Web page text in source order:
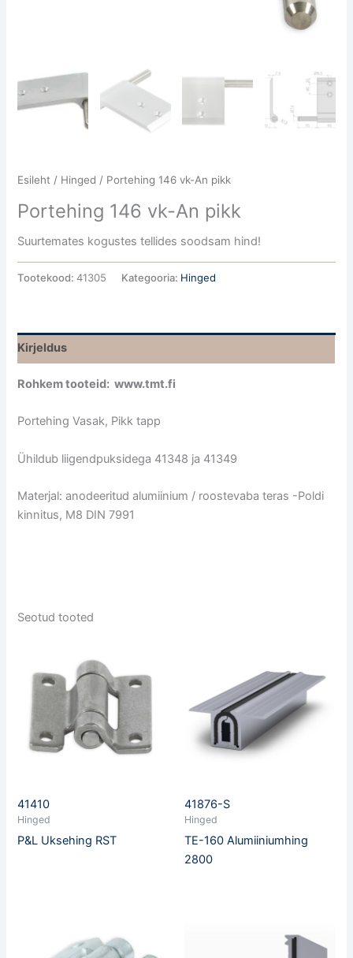
Esileht / Hinged / Portehing 146 vk-An pikk
Portehing 146 vk-An pikk
Suurtemates kogustes tellides soodsam hind!
Tootekood:41305 Kategooria: Hinged
Kirjeldus
Rohkem tooteid: www.tmt.fi
Portehing Vasak, Pikk tapp
Ühildub liigendpuksidega 41348 ja 41349
Materjal: anodeeritud alumiinium / roostevaba teras -Poldi
kinnitus, M8 DIN 7991
Seotud tooted
41410
Hinged
P&L Uksehing RST
41876-S
Hinged
TE-160 Alumiiniumhing
2800